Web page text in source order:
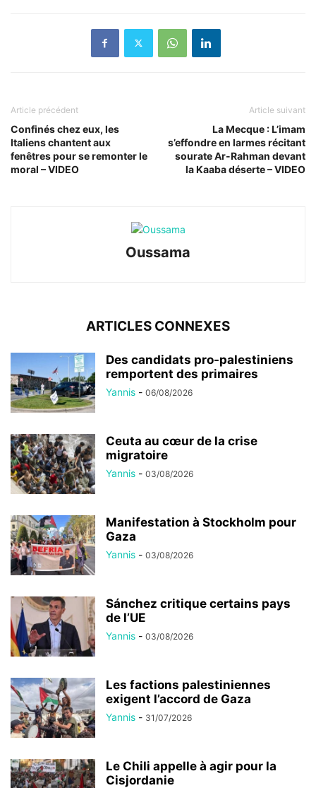
Article précédent
Confinés chez eux, les
Italiens chantent aux
fenêtres pour se remonter le
moral – VIDEO
Article suivant
La Mecque : L’imam
s’effondre en larmes récitant
sourate Ar-Rahman devant
la Kaaba déserte – VIDEO
Oussama
ARTICLES CONNEXES
Des candidats pro-palestiniens
remportent des primaires
Yannis - 06/08/2026
Ceuta au cœur de la crise
migratoire
Yannis - 03/08/2026
Manifestation à Stockholm pour
Gaza
Yannis - 03/08/2026
Sánchez critique certains pays
de l’UE
Yannis - 03/08/2026
Les factions palestiniennes
exigent l’accord de Gaza
Yannis - 31/07/2026
Le Chili appelle à agir pour la
Cisjordanie